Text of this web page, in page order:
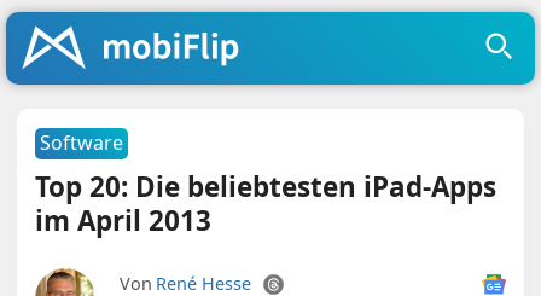
Software
Top 20: Die beliebtesten iPad-Apps
im April 2013
Von René Hesse